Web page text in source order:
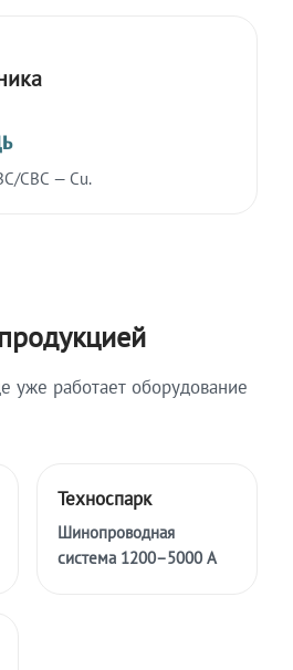
СВС — Cu.
уже работает оборудование
Техноспарк
Шинопроводная
система 1200–5000 А